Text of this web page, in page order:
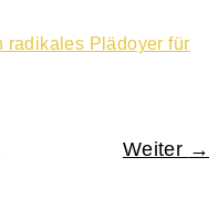
radikales Plädoyer für
Weiter →